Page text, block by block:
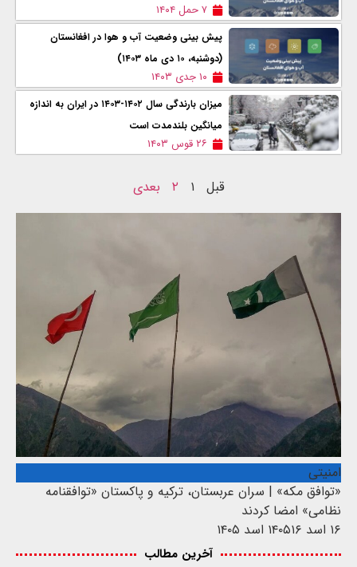
۷ حمل ۱۴۰۴
پیش بینی وضعیت آب و هوا در افغانستان
(دوشنبه، ۱۰ دی ماه ۱۴۰۳)
۱۰ جدی ۱۴۰۳
میزان بارندگی سال ۱۴۰۲-۱۴۰۳ در ایران به اندازه
میانگین بلندمدت است
۲۶ قوس ۱۴۰۳
قبل ۱ ۲ بعدی
امنیتی
«توافق مکه» | سران عربستان، ترکیه و پاکستان «توافقنامه
نظامی» امضا کردند
۱۶ اسد ۱۴۰۵
۱۶ اسد ۱۴۰۵
آخرین مطالب